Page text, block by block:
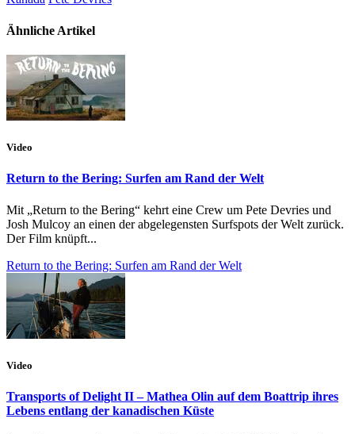
Ähnliche Artikel
Video
Return to the Bering: Surfen am Rand der Welt
Mit „Return to the Bering“ kehrt eine Crew um Pete Devries und
Josh Mulcoy an einen der abgelegensten Surfspots der Welt zurück.
Der Film knüpft...
Return to the Bering: Surfen am Rand der Welt
Video
Transports of Delight II – Mathea Olin auf dem Boattrip ihres
Lebens entlang der kanadischen Küste